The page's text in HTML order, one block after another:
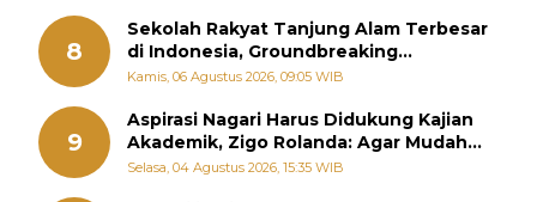
8
Sekolah Rakyat Tanjung Alam Terbesar
di Indonesia, Groundbreaking
September
Kamis, 06 Agustus 2026, 09:05 WIB
9
Aspirasi Nagari Harus Didukung Kajian
Akademik, Zigo Rolanda: Agar Mudah
Diperjuangkan di Kementerian
Selasa, 04 Agustus 2026, 15:35 WIB